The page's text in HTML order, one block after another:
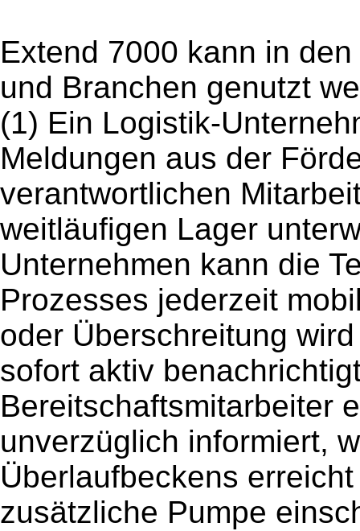
Extend 7000 kann in
und Branchen genutzt
(1) Ein Logistik-
Meldungen aus der
verantwortlichen
weitläufigen Lager
Unternehmen kann die
Prozesses jederzeit
oder Überschreitung
sofort aktiv
Bereitschaftsmitarbeiter
unverzüglich informiert,
Überlaufbeckens
zusätzliche Pumpe